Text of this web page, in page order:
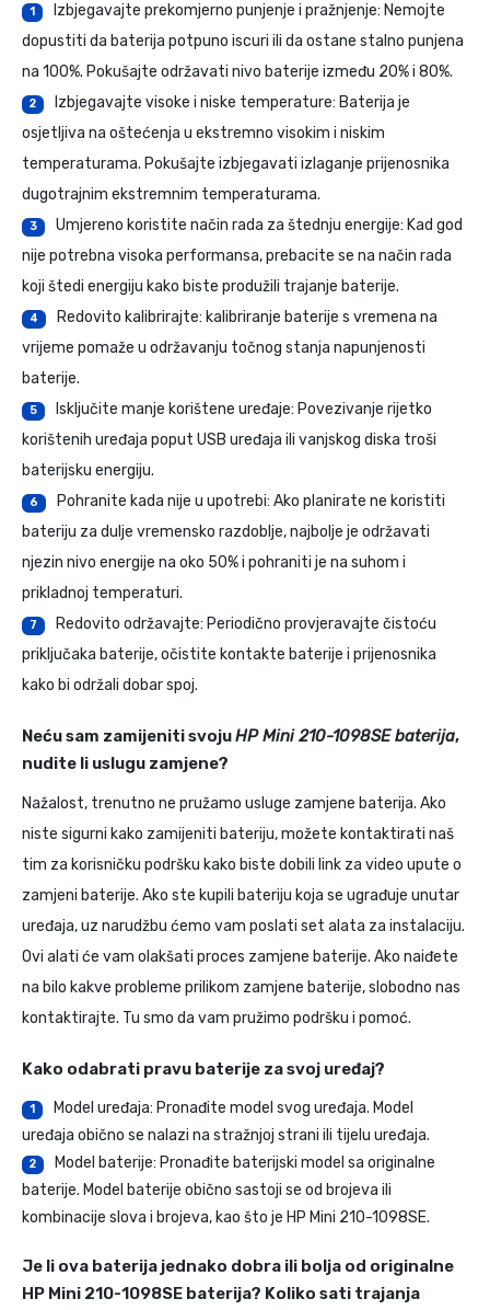
1
Izbjegavajte prekomjerno punjenje i pražnjenje: Nemojte
dopustiti da baterija potpuno iscuri ili da ostane stalno punjena
na 100%. Pokušajte održavati nivo baterije između 20% i 80%.
2
Izbjegavajte visoke i niske temperature: Baterija je
osjetljiva na oštećenja u ekstremno visokim i niskim
temperaturama. Pokušajte izbjegavati izlaganje prijenosnika
dugotrajnim ekstremnim temperaturama.
3
Umjereno koristite način rada za štednju energije: Kad god
nije potrebna visoka performansa, prebacite se na način rada
koji štedi energiju kako biste produžili trajanje baterije.
4
Redovito kalibrirajte: kalibriranje baterije s vremena na
vrijeme pomaže u održavanju točnog stanja napunjenosti
baterije.
5
Isključite manje korištene uređaje: Povezivanje rijetko
korištenih uređaja poput USB uređaja ili vanjskog diska troši
baterijsku energiju.
6
Pohranite kada nije u upotrebi: Ako planirate ne koristiti
bateriju za dulje vremensko razdoblje, najbolje je održavati
njezin nivo energije na oko 50% i pohraniti je na suhom i
prikladnoj temperaturi.
7
Redovito održavajte: Periodično provjeravajte čistoću
priključaka baterije, očistite kontakte baterije i prijenosnika
kako bi održali dobar spoj.
Neću sam zamijeniti svojuHP Mini 210-1098SE baterija,
nudite li uslugu zamjene?
Nažalost, trenutno ne pružamo usluge zamjene baterija. Ako
niste sigurni kako zamijeniti bateriju, možete kontaktirati naš
tim za korisničku podršku kako biste dobili link za video upute o
zamjeni baterije. Ako ste kupili bateriju koja se ugrađuje unutar
uređaja, uz narudžbu ćemo vam poslati set alata za instalaciju.
Ovi alati će vam olakšati proces zamjene baterije. Ako naiđete
na bilo kakve probleme prilikom zamjene baterije, slobodno nas
kontaktirajte. Tu smo da vam pružimo podršku i pomoć.
Kako odabrati pravu baterije za svoj uređaj?
1
Model uređaja: Pronađite model svog uređaja. Model
uređaja obično se nalazi na stražnjoj strani ili tijelu uređaja.
2
Model baterije: Pronađite baterijski model sa originalne
baterije. Model baterije obično sastoji se od brojeva ili
kombinacije slova i brojeva, kao što je HP Mini 210-1098SE.
Je li ova baterija jednako dobra ili bolja od originalne
HP Mini 210-1098SE baterija? Koliko sati trajanja